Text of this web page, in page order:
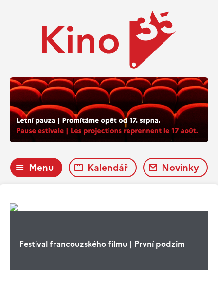
Menu Kalendář Novinky
Festival francouzského filmu | První podzim